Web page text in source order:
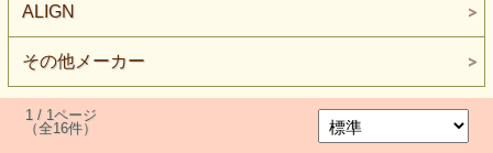
ALIGN
その他メーカー
1 / 1ページ
（全16件）